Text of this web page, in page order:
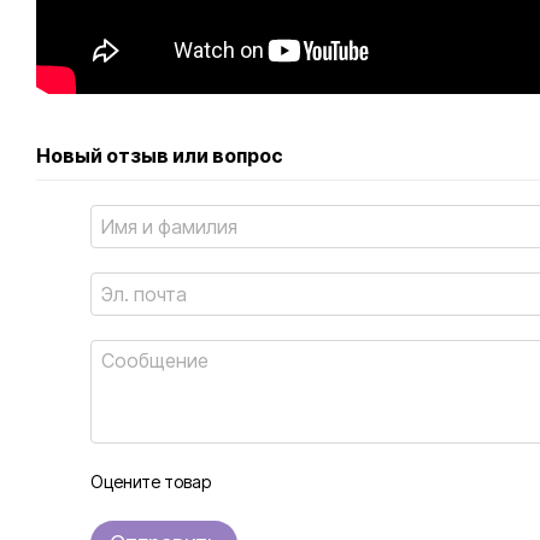
Новый отзыв или вопрос
Оцените товар